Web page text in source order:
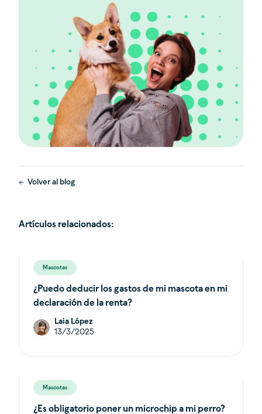
Volver al blog
Artículos relacionados:
Mascotas
¿Puedo deducir los gastos de mi mascota en mi
declaración de la renta?
Laia López
13/3/2025
Mascotas
¿Es obligatorio poner un microchip a mi perro?